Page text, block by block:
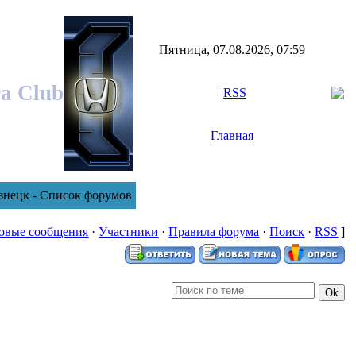
Club
Пятница, 07.08.2026, 07:59
| RSS
Главная
- Список форумов
сообщения ·Участники ·Правила форума ·Поиск ·RSS ]